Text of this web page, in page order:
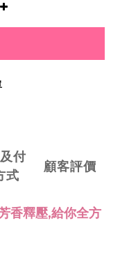
付
式
顧客評價
香釋壓,給你全方